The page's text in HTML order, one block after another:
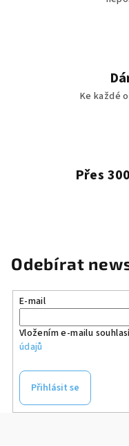
Ke každé
Přes
Odebírat
E-mail
Vložením e-mailu
údajů
Přihlásit se